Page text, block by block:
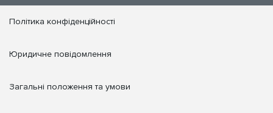
Політика конфіденційності
Юридичне повідомлення
Загальні положення та умови